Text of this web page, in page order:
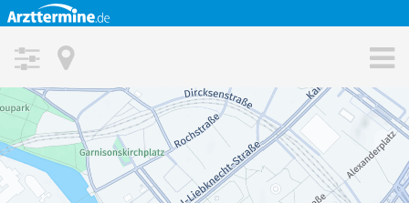
Patienten Informationen
Magazin
Praxisoptimierung
Ärzte Magazin
MAX. ENTFERNUNG VOM SUCHORT
STADTTEIL